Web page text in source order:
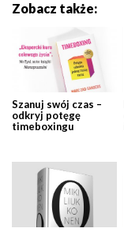
Zobacz także:
Szanuj swój czas –
odkryj potęgę
timeboxingu